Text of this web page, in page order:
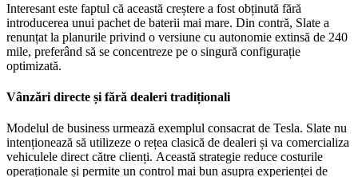
Interesant este faptul că această creștere a fost obținută fără
introducerea unui pachet de baterii mai mare. Din contră, Slate a
renunțat la planurile privind o versiune cu autonomie extinsă de 240
mile, preferând să se concentreze pe o singură configurație
optimizată.
Vânzări directe și fără dealeri tradiționali
Modelul de business urmează exemplul consacrat de Tesla. Slate nu
intenționează să utilizeze o rețea clasică de dealeri și va comercializa
vehiculele direct către clienți. Această strategie reduce costurile
operaționale și permite un control mai bun asupra experienței de